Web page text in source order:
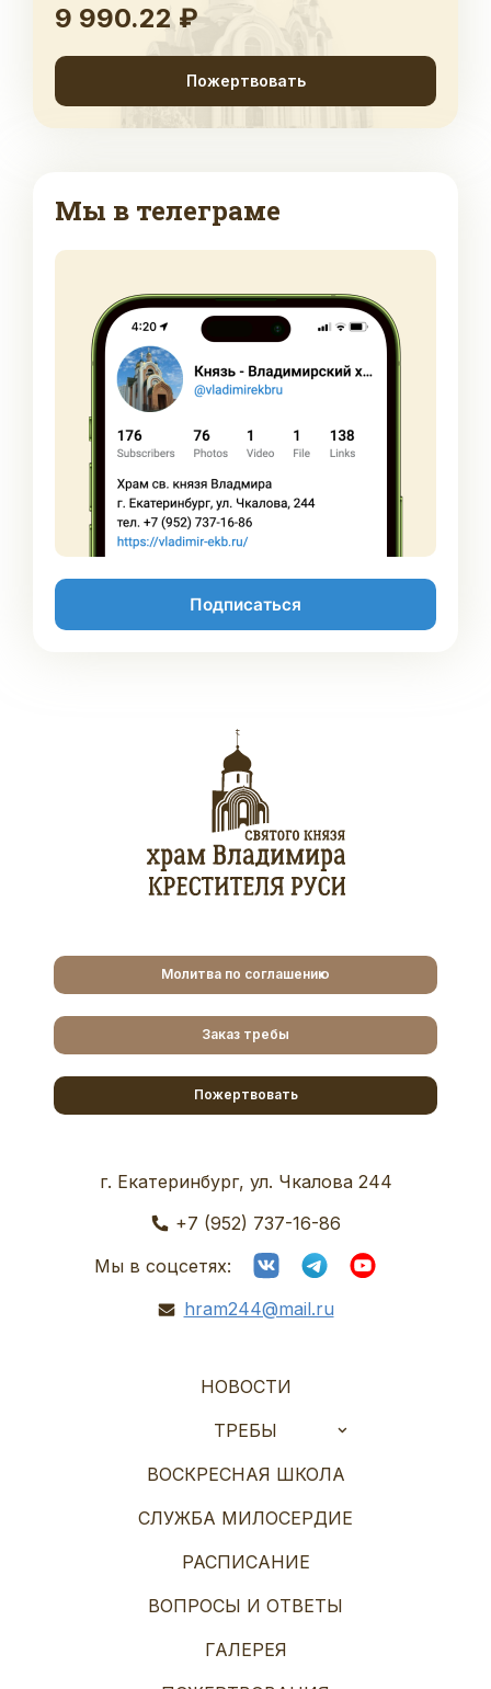
9 990.22 ₽
Пожертвовать
Мы в телеграме
Подписаться
Молитва по соглашению
Заказ требы
Пожертвовать
г. Екатеринбург, ул. Чкалова 244
+7 (952) 737-16-86
Мы в соцсетях:
hram244@mail.ru
НОВОСТИ
ТРЕБЫ
ВОСКРЕСНАЯ ШКОЛА
СЛУЖБА МИЛОСЕРДИЕ
РАСПИСАНИЕ
ВОПРОСЫ И ОТВЕТЫ
ГАЛЕРЕЯ